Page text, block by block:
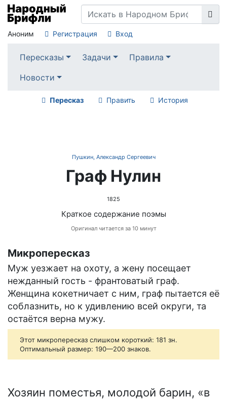
Аноним Регистрация Вход
Пересказы Задачи
Правила
Новости
Пересказ Править История
Пушкин, Александр Сергеевич
Граф Нулин
1825
Краткое содержание поэмы
Оригинал читается за 10 минут
Микропересказ
Муж уезжает на охоту, а жену посещает
нежданный гость - франтоватый граф.
Женщина кокетничает с ним, граф пытается её
соблазнить, но к удивлению всей округи, та
остаётся верна мужу.
Этот микропересказ слишком короткий: 181 зн.
Оптимальный размер: 190—200 знаков.
Хозяин поместья, молодой барин, «в